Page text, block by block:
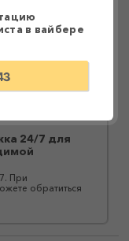
в ​​Приват24.
большими
или с
24/7 для
При
обратиться
в вайбере